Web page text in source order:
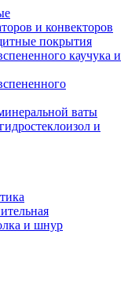
и конвекторов
покрытия
каучука и
ваты
и
и шнур